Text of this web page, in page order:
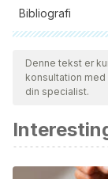
Bibliografi
Alle citerede
for at sikre
Bibliografien i
Azzarelli, K. K.
power for
Sciences,
Denne tekst er
konsultation
din specialist.